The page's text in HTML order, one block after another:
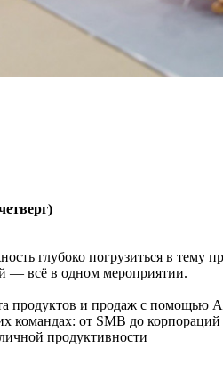
глубоко погрузиться в тему
— всё в одном мероприятии.
продуктов и продаж с помощью
командах: от SMB до корпораций
продуктивности